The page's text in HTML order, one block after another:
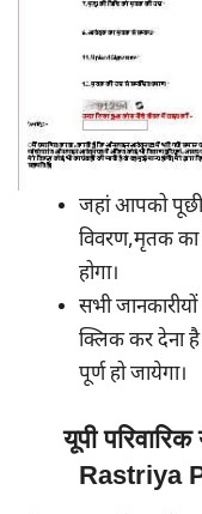
जहां आपको
विवरण,मृतक का
होगा।
सभी
क्लिक कर देना
पूर्ण हो जायेगा।
यूपी
Rastriya